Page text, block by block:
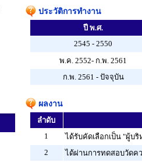
ประวัติการทำงาน
ปี พ.ศ.
2545 - 2550
พ.ค. 2552- ก.พ. 2561
ก.พ. 2561 - ปัจจุบัน
ผลงาน
ลำดับ
1
ได้รับคัดเลือกเป็น "ผู้บ
2
ได้ผ่านการทดสอบวัดค